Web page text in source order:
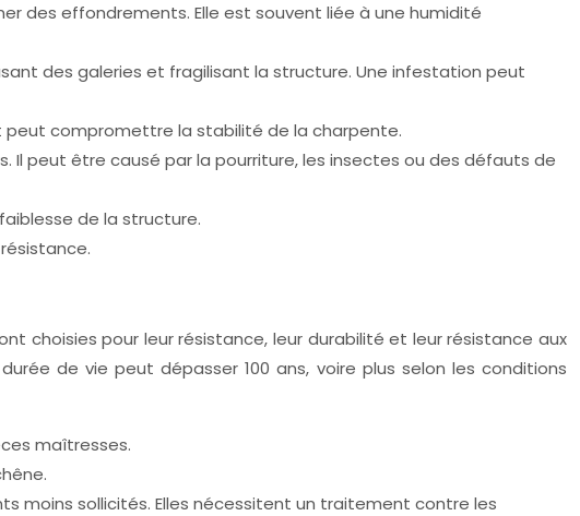
des effondrements. Elle est souvent liée à une humidité
des galeries et fragilisant la structure. Une infestation peut
peut compromettre la stabilité de la charpente.
Il peut être causé par la pourriture, les insectes ou des défauts de
de la structure.
choisies pour leur résistance, leur durabilité et leur résistance aux
de vie peut dépasser 100 ans, voire plus selon les conditions
maîtresses.
moins sollicités. Elles nécessitent un traitement contre les